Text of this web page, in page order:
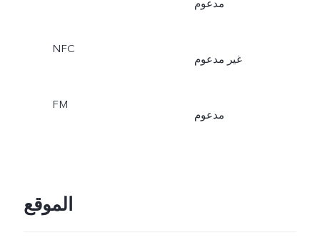
مدعوم
NFC
غير مدعوم
FM
مدعوم
الموقع